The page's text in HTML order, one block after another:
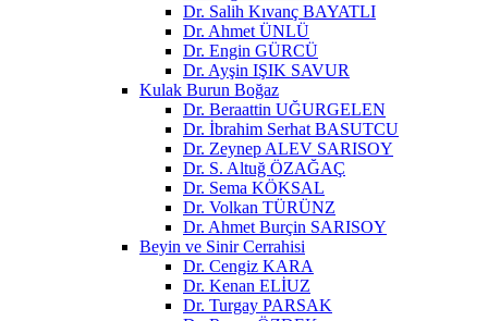
Dr. Salih Kıvanç BAYATLI
Dr. Ahmet ÜNLÜ
Dr. Engin GÜRCÜ
Dr. Ayşin IŞIK SAVUR
Kulak Burun Boğaz
Dr. Beraattin UĞURGELEN
Dr. İbrahim Serhat BASUTCU
Dr. Zeynep ALEV SARISOY
Dr. S. Altuğ ÖZAĞAÇ
Dr. Sema KÖKSAL
Dr. Volkan TÜRÜNZ
Dr. Ahmet Burçin SARISOY
Beyin ve Sinir Cerrahisi
Dr. Cengiz KARA
Dr. Kenan ELİUZ
Dr. Turgay PARSAK